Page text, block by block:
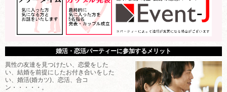
婚活・恋活パーティーに参加するメリット
異性の友達を見つけたい、恋愛をした
い、結婚を前提にしたお付き合いをした
い、婚活(婚カツ)、恋活、合コ
ン・・・・・。